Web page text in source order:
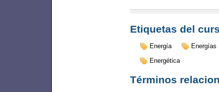
Etiquetas del
Energía
Energías
Energética
Términos